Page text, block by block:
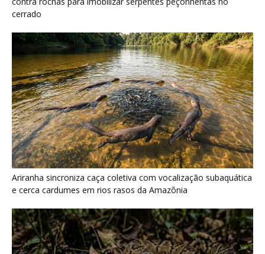
Surucucu detecta calor pela fosseta loreal e prepara ataque de
emboscada no escuro da floresta
Últimas noticias